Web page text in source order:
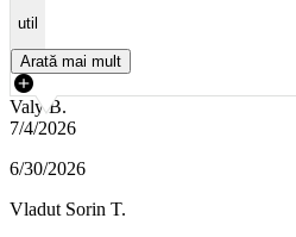
util
Arată mai mult
Valy B.
7/4/2026
6/30/2026
Vladut Sorin T.